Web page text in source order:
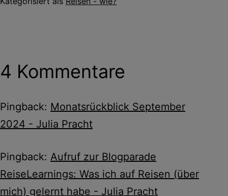
4 Kommentare
Pingback: Monatsrückblick September
2024 - Julia Pracht
Pingback: Aufruf zur Blogparade
ReiseLearnings: Was ich auf Reisen (über
mich) gelernt habe - Julia Pracht